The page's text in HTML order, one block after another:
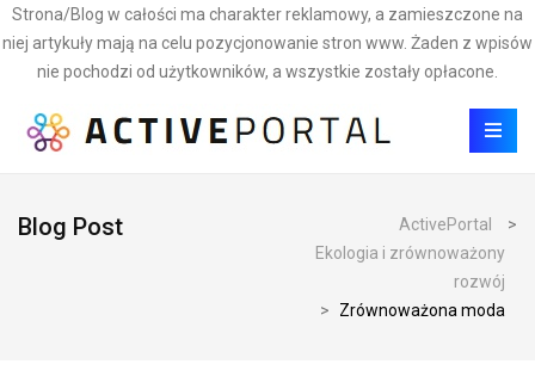
Strona/Blog w całości ma charakter reklamowy, a zamieszczone na
niej artykuły mają na celu pozycjonowanie stron www. Żaden z wpisów
nie pochodzi od użytkowników, a wszystkie zostały opłacone.
Blog Post ActivePortal
>
Ekologia i zrównoważony
rozwój
>
Zrównoważona moda